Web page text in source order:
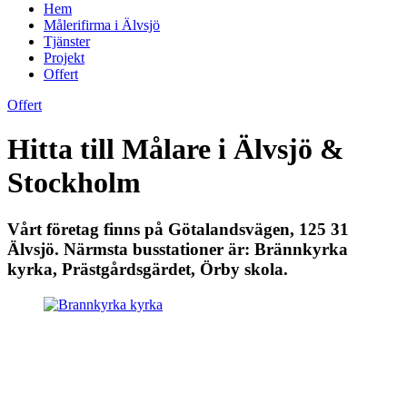
Hem
Målerifirma i Älvsjö
Tjänster
Projekt
Offert
Offert
Hitta till Målare i Älvsjö &
Stockholm
Vårt företag finns på Götalandsvägen, 125 31
Älvsjö. Närmsta busstationer är: Brännkyrka
kyrka, Prästgårdsgärdet, Örby skola.